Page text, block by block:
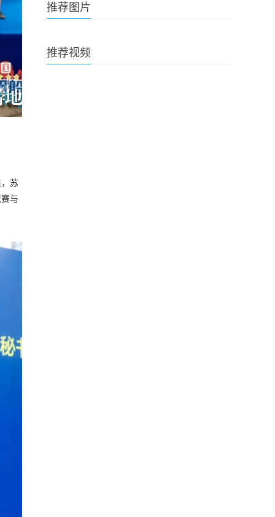
苏
与
推荐图片
推荐视频